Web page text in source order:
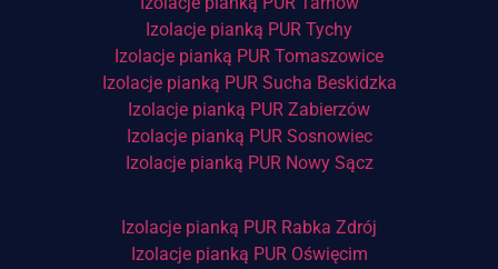
Izolacje pianką PUR Tychy
Izolacje pianką PUR Tomaszowice
Izolacje pianką PUR Sucha Beskidzka
Izolacje pianką PUR Zabierzów
Izolacje pianką PUR Sosnowiec
Izolacje pianką PUR Nowy Sącz
Izolacje pianką PUR Rabka Zdrój
Izolacje pianką PUR Oświęcim